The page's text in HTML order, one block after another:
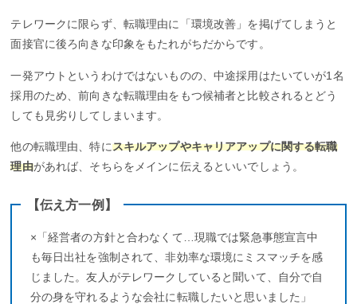
テレワークに限らず、転職理由に「環境改善」を掲げてしまうと
面接官に後ろ向きな印象をもたれがちだからです。
一発アウトというわけではないものの、中途採用はたいていが1名
採用のため、前向きな転職理由をもつ候補者と比較されるとどう
しても見劣りしてしまいます。
他の転職理由、特にスキルアップやキャリアアップに関する転職
理由があれば、そちらをメインに伝えるといいでしょう。
【伝え方一例】
×「経営者の方針と合わなくて…現職では緊急事態宣言中
も毎日出社を強制されて、非効率な環境にミスマッチを感
じました。友人がテレワークしていると聞いて、自分で自
分の身を守れるような会社に転職したいと思いました」